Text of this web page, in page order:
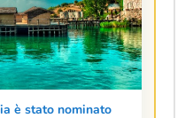
è stato nominato